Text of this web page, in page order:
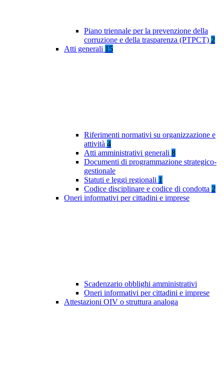
Piano triennale per la prevenzione della
corruzione e della trasparenza (PTPCT) 2
Atti generali 15
Riferimenti normativi su organizzazione e
attività 4
Atti amministrativi generali 8
Documenti di programmazione strategico-
gestionale
Statuti e leggi regionali 1
Codice disciplinare e codice di condotta 2
Oneri informativi per cittadini e imprese
Scadenzario obblighi amministrativi
Oneri informativi per cittadini e imprese
Attestazioni OIV o struttura analoga